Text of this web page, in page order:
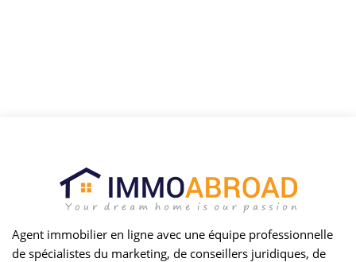
Agent immobilier en ligne avec une équipe professionnelle
de spécialistes du marketing, de conseillers juridiques, de